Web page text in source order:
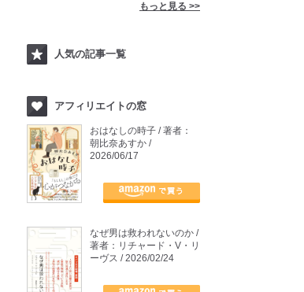
もっと見る >>
人気の記事一覧
アフィリエイトの窓
おはなしの時子 / 著者：
朝比奈あすか /
2026/06/17
なぜ男は救われないのか /
著者：リチャード・V・リ
ーヴス / 2026/02/24